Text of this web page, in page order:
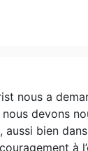
nous a
devons
aussi bien
à